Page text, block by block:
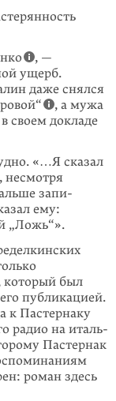
, —
ущерб.
даже снялся
, а мужа
своем докладе
«…Я сказал
несмотря
запи­
ему:
„Ложь“».
который был
публикацией.
к Пастернаку
радио на италь­
Пастернак
роман здесь